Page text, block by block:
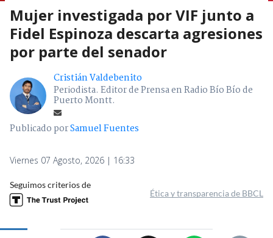
Mujer investigada por VIF junto a
Fidel Espinoza descarta agresiones
por parte del senador
Cristián Valdebenito
Periodista. Editor de Prensa en Radio Bío Bío de
Puerto Montt.
Publicado porSamuel Fuentes
Viernes 07 Agosto, 2026 | 16:33
Seguimos criterios de
Ética y transparencia de BBCL